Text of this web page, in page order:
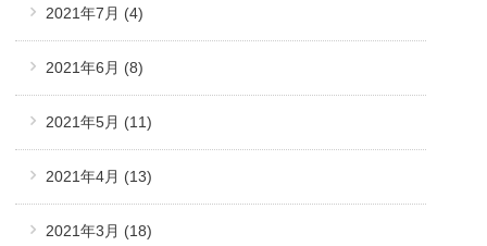
2021年7月 (4)
2021年6月 (8)
2021年5月 (11)
2021年4月 (13)
2021年3月 (18)